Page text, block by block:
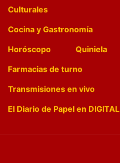
Culturales
Cocina y Gastronomía
Horóscopo
Quiniela
Farmacias de turno
Transmisiones en vivo
El Diario de Papel en DIGITAL